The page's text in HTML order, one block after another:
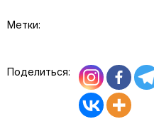
Метки:
Поделиться: